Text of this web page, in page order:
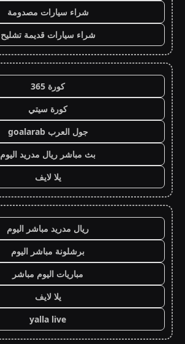
شراء سيارات مصدومة
شراء سيارات قديمة تشليح
كورة 365
كورة سيتي
جول العرب goalarab
بث مباشر ريال مدريد اليوم
يلا لايف
ريال مدريد مباشر اليوم
برشلونة مباشر اليوم
مباريات اليوم مباشر
يلا لايف
yalla live